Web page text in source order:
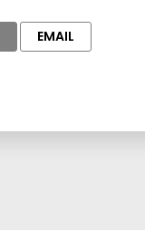
EMAIL